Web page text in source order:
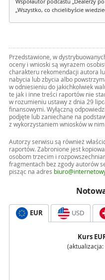
Współautor podcastu „Dealerzy
„Wszystko, co chcielibyście
Przedstawione, w
oceny i wnioski są wyrazem
charakteru rekomendacji autora
nabycia lub zbycia albo
w odniesieniu do jakichkolwiek
te jak i inne treści raportów nie
w rozumieniu ustawy z dnia 29
finansowymi. Wyłączną
podjęte lub zaniechane na
z wykorzystaniem wniosków w
Autorzy serwisu są również
raportów. Zabronione jest
osobom trzecim i
fragmentach bez zgody autorów
pisząc na adres
EUR USD
Kurs
(aktualizacja: